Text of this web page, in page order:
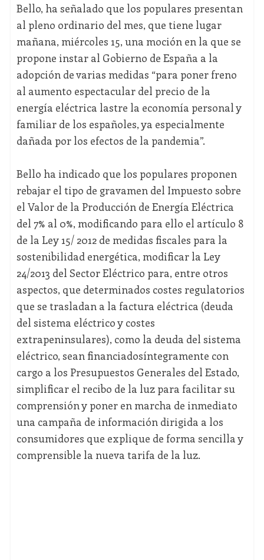
Bello, ha señalado que los populares presentan
al pleno ordinario del mes, que tiene lugar
mañana, miércoles 15, una moción en la que se
propone instar al Gobierno de España a la
adopción de varias medidas “para poner freno
al aumento espectacular del precio de la
energía eléctrica lastre la economía personal y
familiar de los españoles, ya especialmente
dañada por los efectos de la pandemia”.
Bello ha indicado que los populares proponen
rebajar el tipo de gravamen del Impuesto sobre
el Valor de la Producción de Energía Eléctrica
del 7% al 0%, modificando para ello el artículo 8
de la Ley 15/ 2012 de medidas fiscales para la
sostenibilidad energética, modificar la Ley
24/2013 del Sector Eléctrico para, entre otros
aspectos, que determinados costes regulatorios
que se trasladan a la factura eléctrica (deuda
del sistema eléctrico y costes
extrapeninsulares), como la deuda del sistema
eléctrico, sean financiadosíntegramente con
cargo a los Presupuestos Generales del Estado,
simplificar el recibo de la luz para facilitar su
comprensión y poner en marcha de inmediato
una campaña de información dirigida a los
consumidores que explique de forma sencilla y
comprensible la nueva tarifa de la luz.